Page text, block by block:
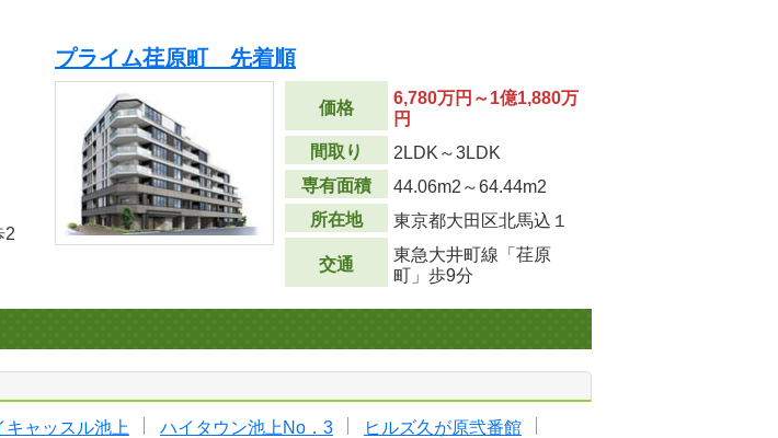
2
プライム荏原町 先着順
価格
6,780万円～1億1,880万
円
間取り
2LDK～3LDK
専有面積
44.06m2 ～64.44m2
所在地
東京都大田区北馬込１
交通
東急大井町線「荏原
町」歩9分
キャッスル池上 ハイタウン池上No．3
ヒルズ久が原弐番館